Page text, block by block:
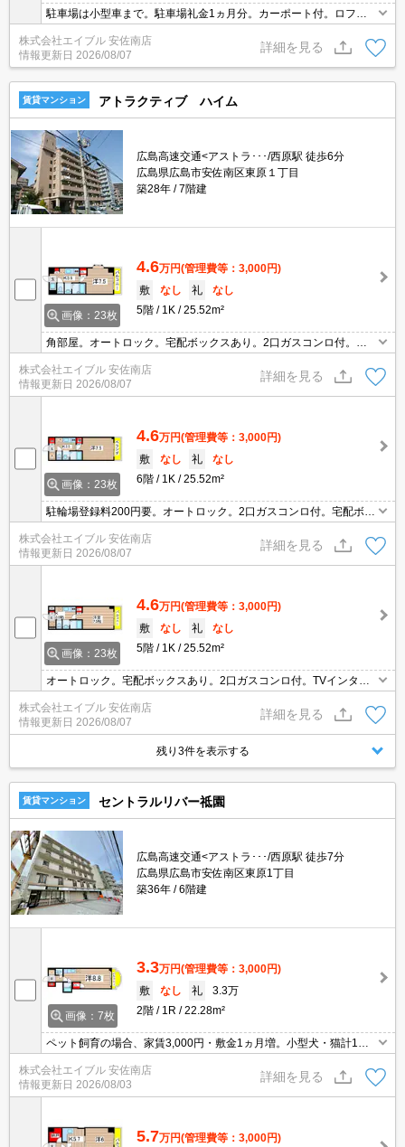
駐車場は小型車まで。駐車場礼金1ヵ月分。カーポート付。ロフト
に注目。バス・トイレ別。エアコン付き。1口ガスコンロ付。室内
に洗濯機置場あり。クローゼット付。フレスタへ260m。セブンイ
レブンへ240m。
株式会社エイブル 安佐南店
情報更新日 2026/08/07
詳細を見る
賃貸マンション アトラクティブ ハイム
広島高速交通<アストラ･･･/西原駅 徒歩6分
広島県広島市安佐南区東原１丁目
築28年
7階建
画像：23枚
4.6万円(管理費等：3,000円)
敷
なし 礼
なし
5階
1K 25.52m²
角部屋。オートロック。宅配ボックスあり。2口ガスコンロ付。室
内に洗濯機置場あり。シャワー付独立洗面台。バス・トイレ別。エ
アコン1基付き。TVインターホン付き。ベランダでの喫煙禁止(電子
タバコ含む)。
株式会社エイブル 安佐南店
情報更新日 2026/08/07
詳細を見る
画像：23枚
4.6万円(管理費等：3,000円)
敷
なし 礼
なし
6階
1K 25.52m²
駐輪場登録料200円要。オートロック。2口ガスコンロ付。宅配ボッ
クスあり。エレベーターあり。フレスタへ130m。セブンイレブン
へ170m。ウォンツまで450m。病院へ210m。ローソンへ350m。
株式会社エイブル 安佐南店
情報更新日 2026/08/07
詳細を見る
画像：23枚
4.6万円(管理費等：3,000円)
敷
なし 礼
なし
5階
1K 25.52m²
オートロック。宅配ボックスあり。2口ガスコンロ付。TVインター
ホン付き。シャワー付独立洗面台。クローゼット付。エアコン付
き。駐輪場登録料200円要。バイク置き場あり。BS受信可。CATV
受信可。
株式会社エイブル 安佐南店
情報更新日 2026/08/07
詳細を見る
残り3件を表示する
賃貸マンション セントラルリバー祗園
広島高速交通<アストラ･･･/西原駅 徒歩7分
広島県広島市安佐南区東原1丁目
築36年
6階建
画像：7枚
3.3万円(管理費等：3,000円)
敷
なし 礼
3.3万
2階
1R 22.28m²
ペット飼育の場合、家賃3,000円・敷金1ヵ月増。小型犬・猫計1匹
まで飼育可。オートロック。BS受信可。CATV受信可。温水洗浄便
座付き。クローゼット付。バイク置き場あり。駐輪場登録料200円
要。
株式会社エイブル 安佐南店
情報更新日 2026/08/03
詳細を見る
5.7万円(管理費等：3,000円)